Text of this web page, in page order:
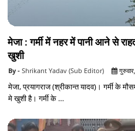
मेजा : गर्मी में नहर में पानी आने से
खुशी
Shrikant Yadav (Sub Editor)
मेजा, प्रयागराज (श्रीकान्त यादव)। गर्मी के
मे खुशी है। गर्मी के …